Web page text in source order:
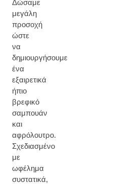
Δώσαμε
μεγάλη
προσοχή
ώστε
να
δημιουργήσουμε
ένα
εξαιρετικά
ήπιο
βρεφικό
σαμπουάν
και
αφρόλουτρο.
Σχεδιασμένο
με
ωφέλημα
συστατικά,